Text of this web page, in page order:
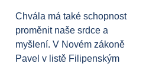
Chvála má také schopnost
proměnit naše srdce a
myšlení. V Novém zákoně
Pavel v listě Filipenským